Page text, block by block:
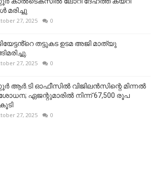
മരിച്ചു
27, 2025 0
തട്ടുകട ഉടമ അജി മാത്യു
27, 2025 0
ആര്‍.ടി ഓഫീസില്‍ വിജിലൻസിന്റെ മിന്നല്‍
ഏജന്റുമാരില്‍ നിന്ന് 67,500 രൂപ
27, 2025 0